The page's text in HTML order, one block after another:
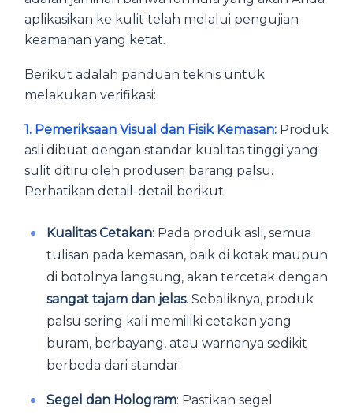
aplikasikan ke kulit telah melalui pengujian
keamanan yang ketat.
Berikut adalah panduan teknis untuk
melakukan verifikasi:
1. Pemeriksaan Visual dan Fisik Kemasan: Produk
asli dibuat dengan standar kualitas tinggi yang
sulit ditiru oleh produsen barang palsu.
Perhatikan detail-detail berikut:
Kualitas Cetakan: Pada produk asli, semua
tulisan pada kemasan, baik di kotak maupun
di botolnya langsung, akan tercetak dengan
sangat tajam dan jelas. Sebaliknya, produk
palsu sering kali memiliki cetakan yang
buram, berbayang, atau warnanya sedikit
berbeda dari standar.
Segel dan Hologram: Pastikan segel